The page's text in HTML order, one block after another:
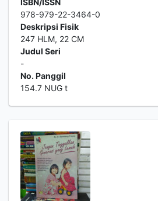
ISBN/ISSN
978-979-22-3464-0
Deskripsi Fisik
247 HLM, 22 CM
Judul Seri
-
No. Panggil
154.7 NUG t